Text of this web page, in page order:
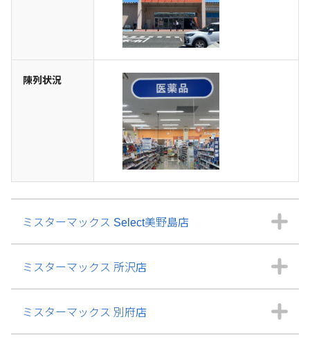
陳列状況
ミスターマックス Select美野島店
ミスターマックス 所沢店
ミスターマックス 別府店